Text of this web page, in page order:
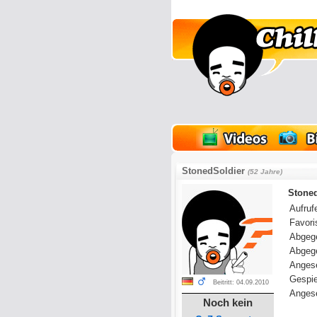
StonedSoldier (52 Jahre)
Beitritt: 04.09.2010
Noch kein